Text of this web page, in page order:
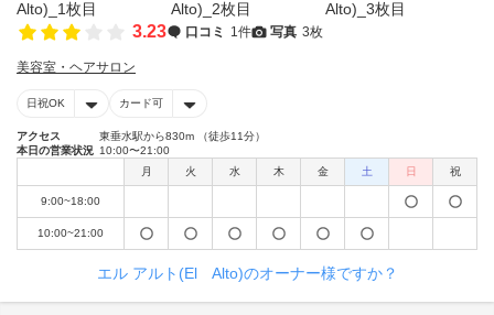
3.23 口コミ 1件 写真 3枚
美容室・ヘアサロン
日祝OK カード可
アクセス
東垂水駅から830m （徒歩11分）
本日の営業状況 10:00〜21:00
月
火 水 木 金 土 日 祝
9:00~18:00
10:00~21:00
エル アルト(El Alto)のオーナー様ですか？